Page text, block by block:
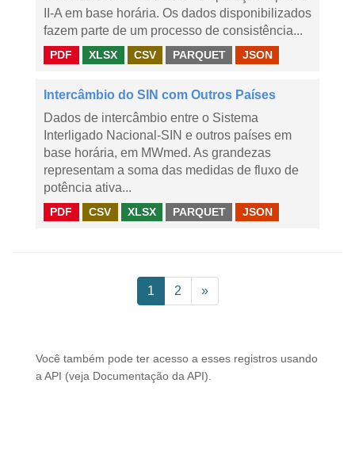
II-A em base horária. Os dados disponibilizados
fazem parte de um processo de consistência...
PDF XLSX CSV PARQUET JSON
Intercâmbio do SIN com Outros Países
Dados de intercâmbio entre o Sistema
Interligado Nacional-SIN e outros países em
base horária, em MWmed. As grandezas
representam a soma das medidas de fluxo de
potência ativa...
PDF CSV XLSX PARQUET JSON
1 2 »
Você também pode ter acesso a esses registros usando
a API (veja Documentação da API ).